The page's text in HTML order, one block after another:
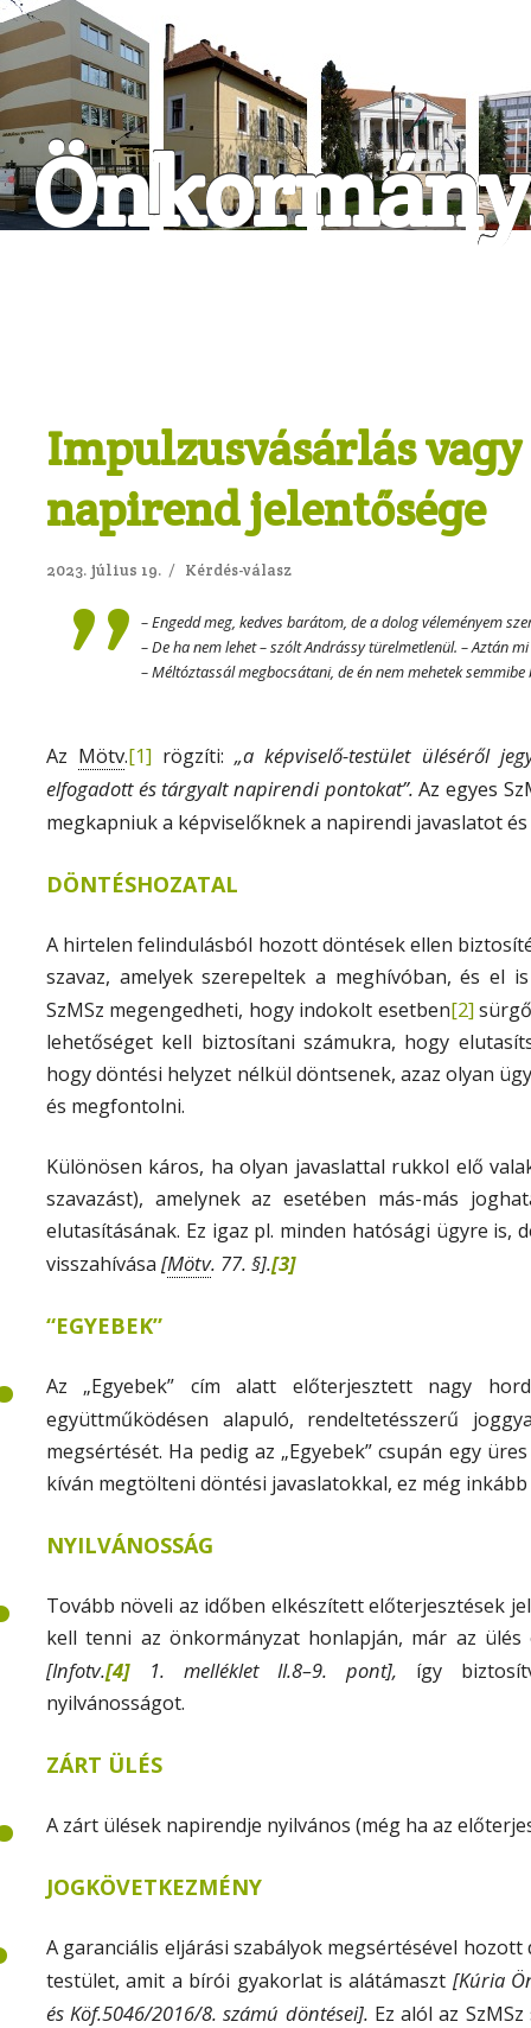
Impulzusvásárlás
napirend jelentősége
2023. július 19. / Kérdés-válasz
– Engedd meg, kedves barátom, de a dolog véleményem
– De ha nem lehet – szólt Andrássy türelmetlenül. – Aztán
– Méltóztassál megbocsátani, de én nem mehetek
Az Mötv.[1] rögzíti:„a képviselő-testület üléséről
elfogadott és tárgyalt napirendi pontokat”. Az egyes
megkapniuk a képviselőknek a napirendi javaslatot
DÖNTÉSHOZATAL
A hirtelen felindulásból hozott döntések ellen
szavaz, amelyek szerepeltek a meghívóban, és el
SzMSz megenged­heti, hogy indokolt esetben[2]
lehetőséget kell biztosítani számukra, hogy
hogy döntési helyzet nélkül döntsenek, azaz olyan
és megfontolni.
Különösen káros, ha olyan javaslattal rukkol elő
szavazást), amelynek az esetében más-más
elutasításának. Ez igaz pl. minden hatósági ügyre is,
visszahívása [Mötv. 77. §].[3]
“EGYEBEK”
Az „Egyebek” cím alatt előterjesztett nagy
együttműködésen alapuló, rendeltetésszerű
megsértését. Ha pedig az „Egyebek” csupán egy
kíván megtölteni döntési javaslatokkal, ez még
NYILVÁNOSSÁG
Tovább növeli az időben elkészített előterjesztések
kell tenni az önkormányzat honlapján, már az
[Infotv.[4] 1. melléklet II.8–9. pont], így
nyilvánosságot.
ZÁRT ÜLÉS
A zárt ülések napirendje nyilvános (még ha az
JOGKÖVETKEZMÉNY
A garanciális eljárási szabályok megsértésével
testület, amit a bírói gyakorlat is alátámaszt [Kúria
és Köf.5046/2016/8. számú döntései]. Ez alól az